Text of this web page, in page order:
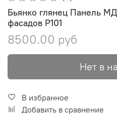
Бьянко глянец Панель
фасадов P101
8500.00 руб
Нет в
В избранное
Добавить в сравнение